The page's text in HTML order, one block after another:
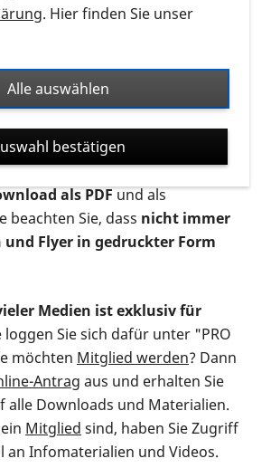
Sie sämtliches Infomaterial
Formatfilter, um ausschließlich
Audios oder Videos zu
Flyer und Broschüren werden in
angeboten: zur
als gedruckte Variante
als PDFund als
beachten Sie, dass nicht immer
Flyer in gedruckter Form
Medien ist exklusiv für
loggen Sie sich dafür unter "PRO
möchten Mitglied werden? Dann
Antrag aus und erhalten Sie
alle Downloads und Materialien.
Mitglied sind, haben Sie Zugriff
an Infomaterialien und Videos.
. Hier finden Sie unser
Alle auswählen
bestätigen